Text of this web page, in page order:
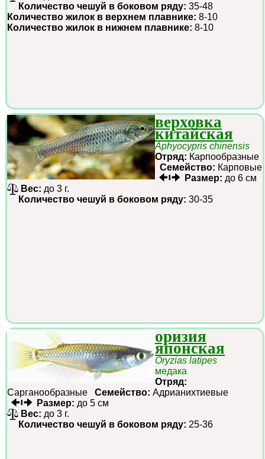
Количество чешуй в боковом ряду: 35-48
Количество жилок в верхнем плавнике: 8-10
Количество жилок в нижнем плавнике: 8-10
верховка
китайская
Aphyocypris chinensis
Отряд: Карпообразные
Семейство: Карповые
Размер: до 6 см
Вес: до 3 г.
Количество чешуй в боковом ряду: 30-35
оризия
японская
Oryzias latipes
медака
Отряд:
Сарганообразные Семейство: Адрианихтиевые
Размер: до 5 см
Вес: до 3 г.
Количество чешуй в боковом ряду: 25-36